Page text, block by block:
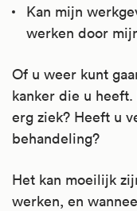
Kan mijn
werken door
Of u weer kunt
kanker die u
erg ziek? Heeft u
behandeling?
Het kan moeilijk
werken, en